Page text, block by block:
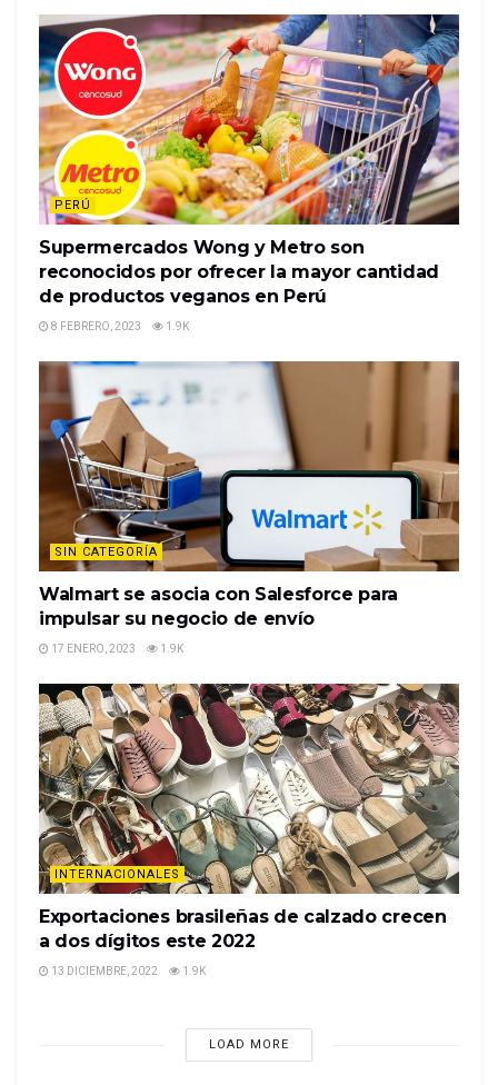
PERÚ
Supermercados Wong y Metro son
reconocidos por ofrecer la mayor cantidad
de productos veganos en Perú
8 FEBRERO, 2023 1.9K
SIN CATEGORÍA
Walmart se asocia con Salesforce para
impulsar su negocio de envío
17 ENERO, 2023 1.9K
INTERNACIONALES
Exportaciones brasileñas de calzado crecen
a dos dígitos este 2022
13 DICIEMBRE, 2022 1.9K
LOAD MORE